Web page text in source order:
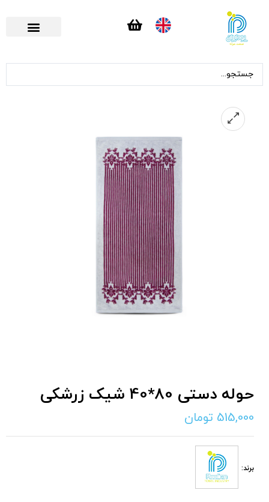
حوله دستی 80*40 شیک زرشکی
515,000 تومان
برند: